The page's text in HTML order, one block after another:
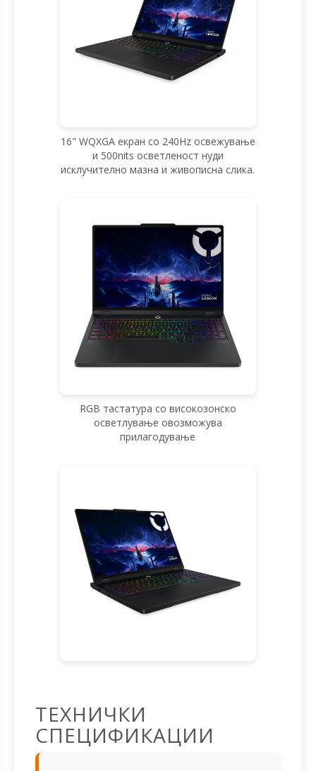
16" WQXGA екран со 240Hz освежување
и 500nits осветленост нуди
исклучително мазна и живописна слика.
RGB тастатура со високозонско
осветлување овозможува
прилагодување
ТЕХНИЧКИ
СПЕЦИФИКАЦИИ